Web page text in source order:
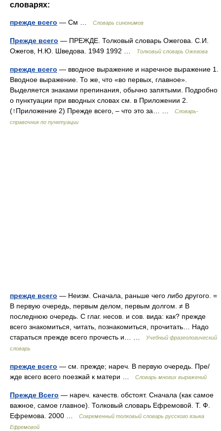
словарях:
прежде всего — См … Словарь синонимов
Прежде всего — ПРЕЖДЕ. Толковый словарь Ожегова. С.И.
Ожегов, Н.Ю. Шведова. 1949 1992 …
Толковый словарь Ожегова
прежде всего — вводное выражение и наречное выражение 1.
Вводное выражение. То же, что «во первых, главное».
Выделяется знаками препинания, обычно запятыми. Подробно
о пунктуации при вводных словах см. в Приложении 2.
(↑Приложение 2) Прежде всего, – что это за… …
Словарь-
справочник по пунктуации
прежде всего — Неизм. Сначала, раньше чего либо другого. =
В первую очередь, первым делом, первым долгом. ≠ В
последнюю очередь. С глаг. несов. и сов. вида: как? прежде
всего знакомиться, читать, познакомиться, прочитать… Надо
стараться прежде всего прочесть и… …
Учебный фразеологический
словарь
прежде всего — см. прежде; нареч. В первую очередь. Пре/
жде всего всего поезжай к матери …
Словарь многих выражений
Прежде Всего — нареч. качеств. обстоят. Сначала (как самое
важное, самое главное). Толковый словарь Ефремовой. Т. Ф.
Ефремова. 2000 …
Современный толковый словарь русского языка
Ефремовой